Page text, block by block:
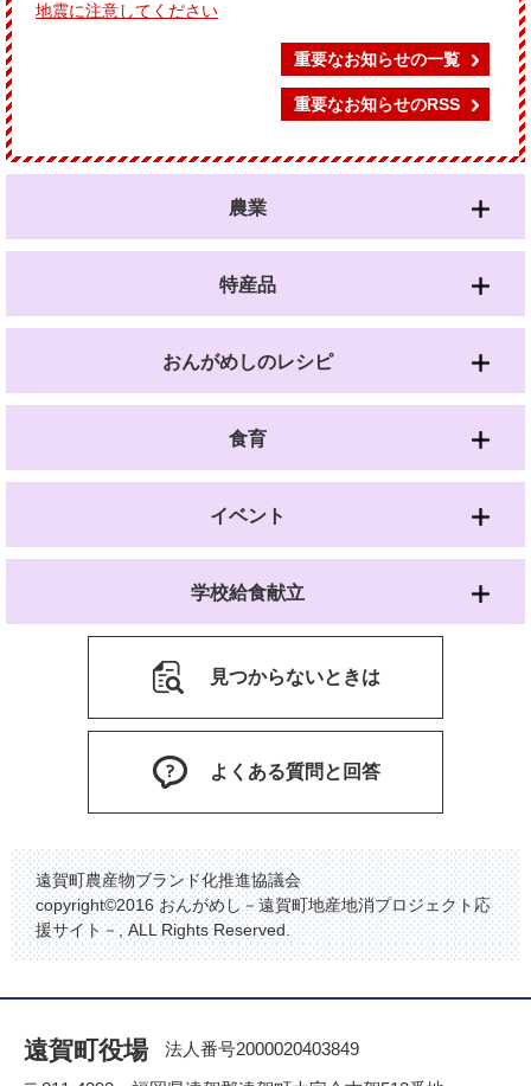
地震に注意してください
重要なお知らせの一覧
重要なお知らせのRSS
農業
特産品
おんがめしのレシピ
食育
イベント
学校給食献立
見つからないときは
よくある質問と回答
遠賀町農産物ブランド化推進協議会
copyright©2016 おんがめし－遠賀町地産地消プロジェクト応
援サイト－, ALL Rights Reserved.
遠賀町役場
法人番号2000020403849